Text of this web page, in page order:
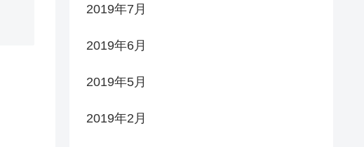
2019年7月
2019年6月
2019年5月
2019年2月